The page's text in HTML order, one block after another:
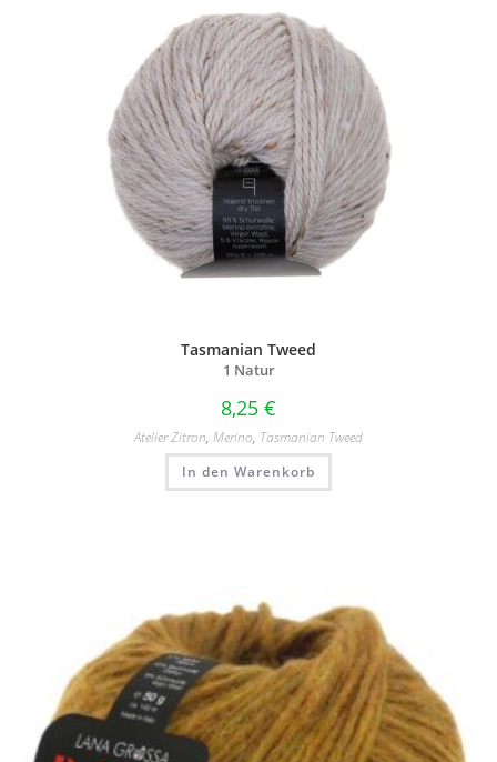
Tasmanian Tweed
1 Natur
8,25 €
Atelier Zitron, Merino, Tasmanian Tweed
In den Warenkorb